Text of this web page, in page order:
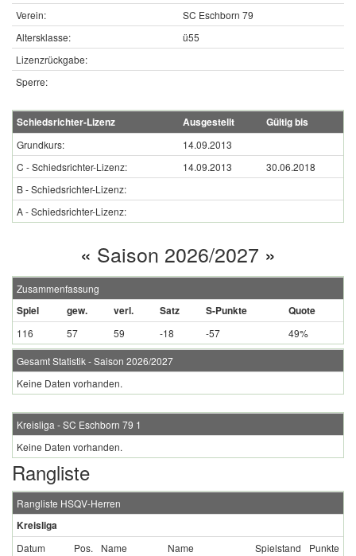
Verein:
SC Eschborn 79
Altersklasse:
ü55
Lizenzrückgabe:
Sperre:
Schiedsrichter-Lizenz Ausgestellt Gültig bis
Grundkurs:
14.09.2013
C - Schiedsrichter-Lizenz:
14.09.2013
30.06.2018
B - Schiedsrichter-Lizenz:
A - Schiedsrichter-Lizenz:
« Saison 2026/2027 »
Zusammenfassung
Spiel gew. verl. Satz S-Punkte Quote
116 57 59 -18 -57 49%
Gesamt Statistik - Saison 2026/2027
Keine Daten vorhanden.
Kreisliga - SC Eschborn 79 1
Keine Daten vorhanden.
Rangliste
Rangliste HSQV-Herren
Kreisliga
Datum Pos. Name Name Spielstand
Punkte